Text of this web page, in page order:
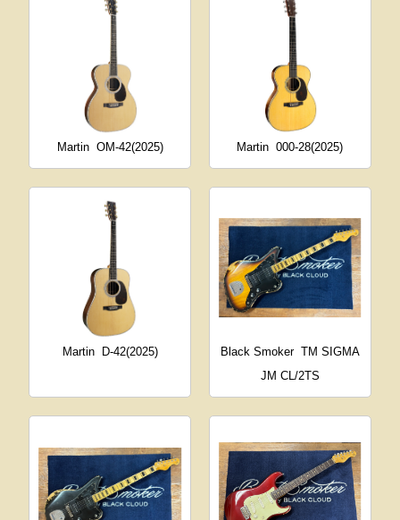
Martin OM-42(2025) Martin 000-28(2025)
Martin D-42(2025) Black Smoker TM SIGMA
JM CL/2TS